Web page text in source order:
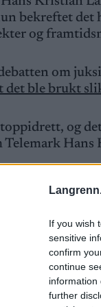
If you wish
sensitive
confirm
continue
information
further
bekreftet
og
om
det ble brukt
og
Telemark
nå, med et
ikke kan
er at vi har
til